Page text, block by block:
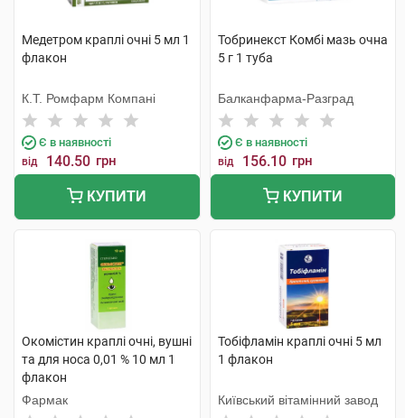
Медетром краплі очні 5 мл 1
флакон
К.Т. Ромфарм Компані
Є в наявності
від 140.50 грн
КУПИТИ
Тобринекст Комбі мазь очна
5 г 1 туба
Балканфарма-Разград
Є в наявності
від 156.10 грн
КУПИТИ
Окомістин краплі очні, вушні
та для носа 0,01 % 10 мл 1
флакон
Фармак
Тобіфламін краплі очні 5 мл
1 флакон
Київський вітамінний завод